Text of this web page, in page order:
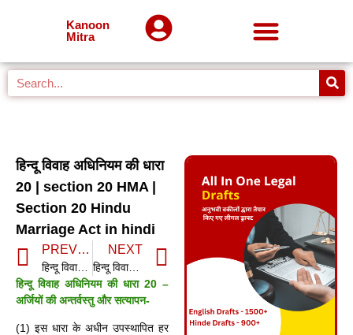
Kanoon
Mitra
हिन्दू विवाह अधिनियम की धारा
20 | section 20 HMA |
Section 20 Hindu
Marriage Act in hindi
PREVIOUS
हिन्दू विवाह अधिनियम की धारा 19 | section 19 HMA | Section 19 Hindu Marriage Act in hindi
NEXT
हिन्दू विवाह अधिनियम की धारा 21 | section 21 HMA | Section 21 Hindu Marriage Act in hindi
हिन्दू विवाह अधिनियम की धारा 20 –
अर्जियों की अन्तर्वस्तु और सत्यापन-
(1) इस धारा के अधीन उपस्थापित हर